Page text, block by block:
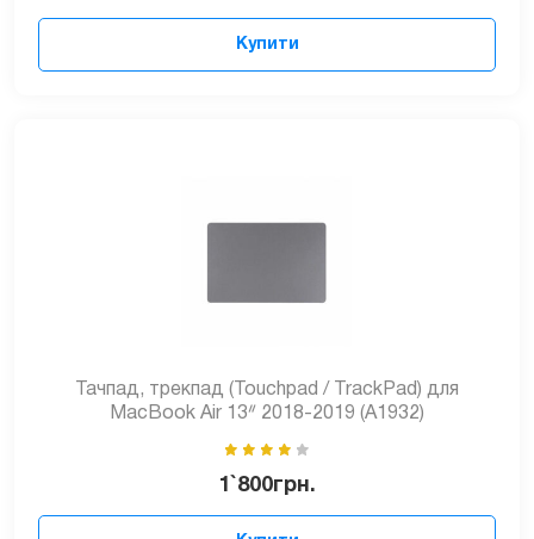
Купити
Тачпад, трекпад (Touchpad / TrackPad) для
MacBook Air 13ᐥ 2018-2019 (A1932)
1`800грн.